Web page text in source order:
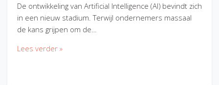
De ontwikkeling van Artificial Intelligence (AI) bevindt zich
in een nieuw stadium. Terwijl ondernemers massaal
de kans grijpen om de…
Lees verder »